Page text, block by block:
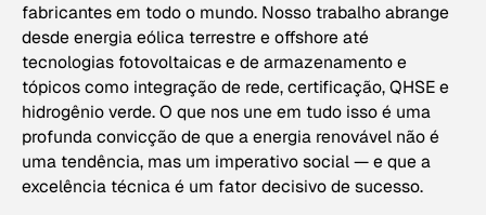
fabricantes em todo o mundo. Nosso trabalho abrange
desde energia eólica terrestre e offshore até
tecnologias fotovoltaicas e de armazenamento e
tópicos como integração de rede, certificação, QHSE e
hidrogênio verde. O que nos une em tudo isso é uma
profunda convicção de que a energia renovável não é
uma tendência, mas um imperativo social — e que a
excelência técnica é um fator decisivo de sucesso.